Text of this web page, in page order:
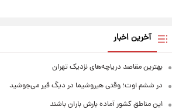
آخرین اخبار
بهترین مقاصد دریاچه‌های نزدیک تهران
در ششم اوت؛ وقتی هیروشیما در دیگ قیر می‌جوشید
این مناطق کشور آماده بارش باران باشند